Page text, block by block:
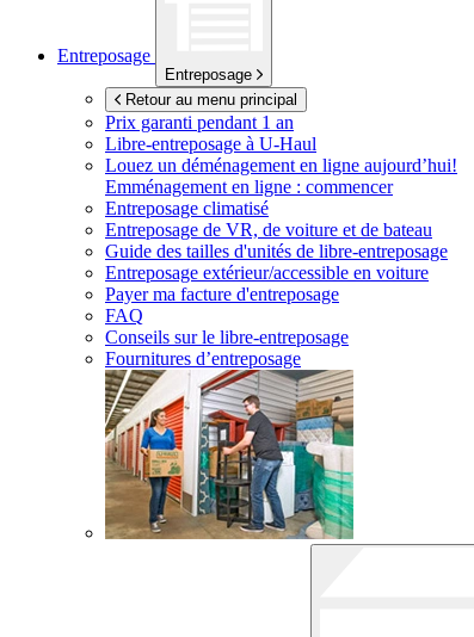
Entreposage
Entreposage
Retour au menu principal
Prix garanti pendant 1 an
Libre-entreposage à U-Haul
Louez un déménagement en ligne aujourd’hui!
Emménagement en ligne : commencer
Entreposage climatisé
Entreposage de VR, de voiture et de bateau
Guide des tailles d'unités de libre-entreposage
Entreposage extérieur/accessible en voiture
Payer ma facture d'entreposage
FAQ
Conseils sur le libre-entreposage
Fournitures d’entreposage